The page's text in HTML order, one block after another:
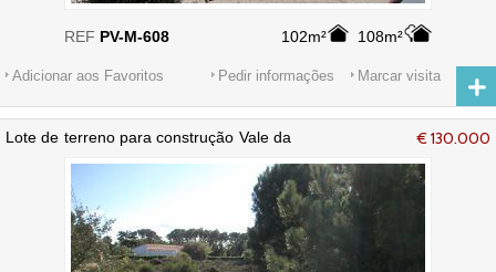
102m² 108m²
REF PV-M-608
Adicionar aos Favoritos Marcar visita
Pedir informações
€ 130.000
Lote de terreno para construção Vale da